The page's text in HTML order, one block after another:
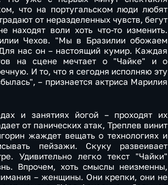
что на португальском люди любят
от неразделенных чувств, бегут
находят воли хоть что-то изменить.
Чехов. "Мы в Бразилии обожаем
нас он – настоящий кумир. Каждая
на сцене мечтает о "Чайке" и о
И то, что я сегодня исполняю эту
– признается актриса Марилия
и занятиях йогой – проходят их
от панических атак, Треплев винит
жаждет вещать о технологиях и
пейзажи. Скуку развеивает
Удивительно легко текст "Чайки"
Впрочем, хоть смыслы неизменны,
– женщины. Они крепки, они не